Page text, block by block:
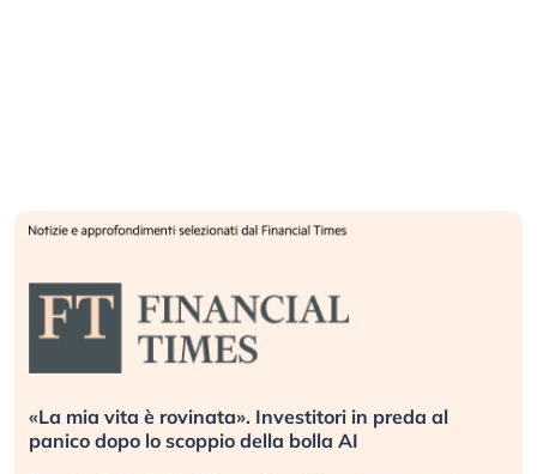
Investitori in preda al
bolla AI
Quando la finanza pesa
L’America sta ripetendo